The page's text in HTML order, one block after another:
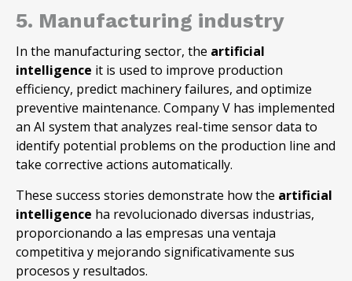
5. Manufacturing industry
In the manufacturing sector, the artificial
intelligence it is used to improve production
efficiency, predict machinery failures, and optimize
preventive maintenance. Company V has implemented
an AI system that analyzes real-time sensor data to
identify potential problems on the production line and
take corrective actions automatically.
These success stories demonstrate how the artificial
intelligence ha revolucionado diversas industrias,
proporcionando a las empresas una ventaja
competitiva y mejorando significativamente sus
procesos y resultados.